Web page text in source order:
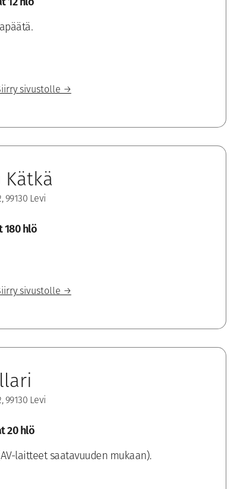
sivustolle →
Kätkä
99130 Levi
180 hlö
sivustolle →
99130 Levi
20 hlö
laitteet saatavuuden mukaan).